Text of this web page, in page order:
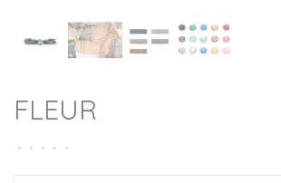
FLEUR
• • • • •